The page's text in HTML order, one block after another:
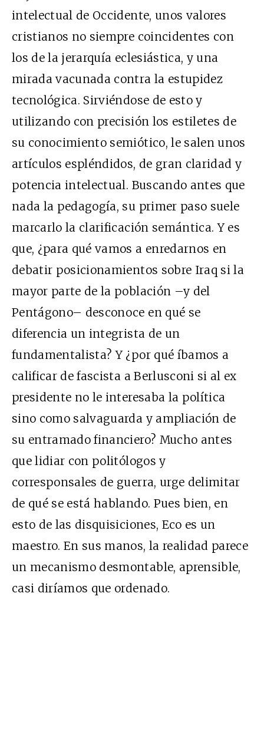
intelectual de Occidente, unos valores
cristianos no siempre coincidentes con
los de la jerarquía eclesiástica, y una
mirada vacunada contra la estupidez
tecnológica. Sirviéndose de esto y
utilizando con precisión los estiletes de
su conocimiento semiótico, le salen unos
artículos espléndidos, de gran claridad y
potencia intelectual. Buscando antes que
nada la pedagogía, su primer paso suele
marcarlo la clarificación semántica. Y es
que, ¿para qué vamos a enredarnos en
debatir posicionamientos sobre Iraq si la
mayor parte de la población –y del
Pentágono– desconoce en qué se
diferencia un integrista de un
fundamentalista? Y ¿por qué íbamos a
calificar de fascista a Berlusconi si al ex
presidente no le interesaba la política
sino como salvaguarda y ampliación de
su entramado financiero? Mucho antes
que lidiar con politólogos y
corresponsales de guerra, urge delimitar
de qué se está hablando. Pues bien, en
esto de las disquisiciones, Eco es un
maestro. En sus manos, la realidad parece
un mecanismo desmontable, aprensible,
casi diríamos que ordenado.